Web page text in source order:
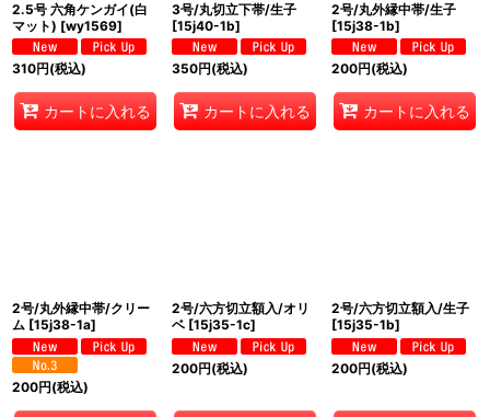
2.5号 六角ケンガイ(白
マット) [wy1569]
310円(税込)
カートに入れる
3号/丸切立下帯/生子
[15j40-1b]
350円(税込)
カートに入れる
2号/丸外縁中帯/生子
[15j38-1b]
200円(税込)
カートに入れる
2号/丸外縁中帯/クリー
ム [15j38-1a]
200円(税込)
2号/六方切立額入/オリ
ベ [15j35-1c]
200円(税込)
2号/六方切立額入/生子
[15j35-1b]
200円(税込)